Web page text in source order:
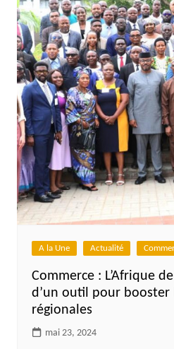
A la Une Actualité
Commerce : L’Afrique
d’un outil pour booster
régionales
mai 23, 2024